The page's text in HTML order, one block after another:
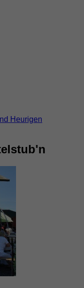
Heurigen